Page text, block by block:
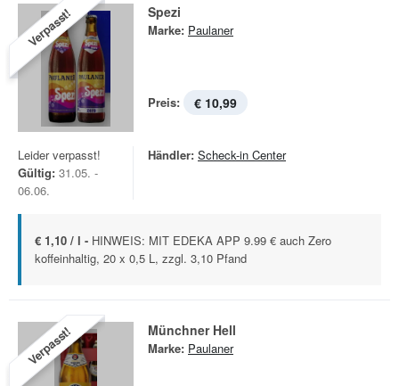
Verpasst! Spezi
Marke: Paulaner
Preis: € 10,99
Leider verpasst!
Gültig: 31.05. -
06.06.
Händler: Scheck-in Center
€ 1,10 / l - HINWEIS: MIT EDEKA APP 9.99 € auch Zero
koffeinhaltig, 20 x 0,5 L, zzgl. 3,10 Pfand
Verpasst! Münchner Hell
Marke: Paulaner